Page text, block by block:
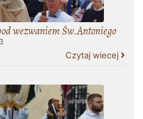
wezwaniem Św.Antoniego
Czytaj wiecej